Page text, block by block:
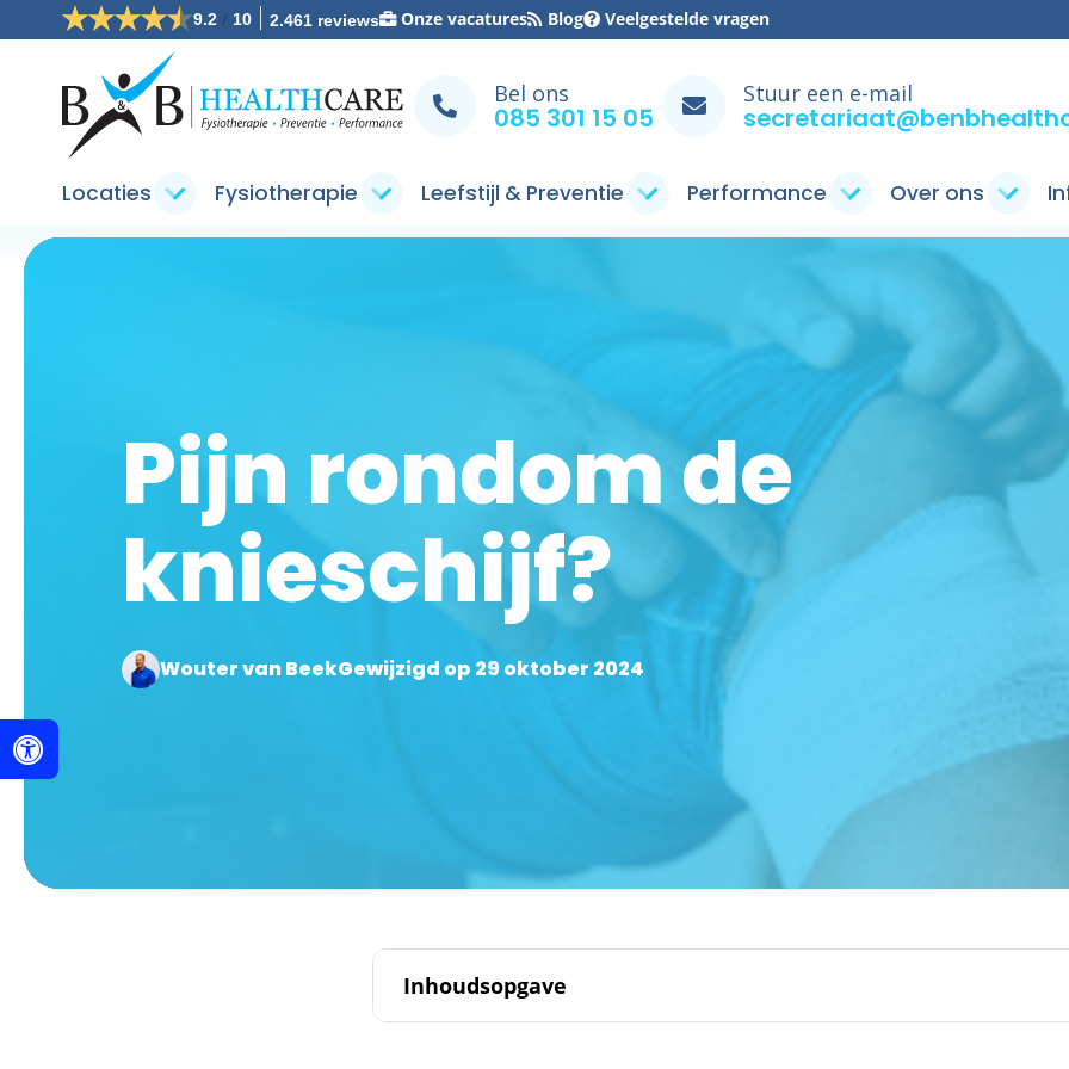
9.2 / 10 2.461 reviews Onze vacatures Blog Veelgestelde vragen
Bel ons
085 301 15 05
Stuur een e-mail
Locaties Fysiotherapie Leefstijl & Preventie Performance Over ons
Pijn rondom de
knieschijf?
Wouter van BeekGewijzigd op 29 oktober 2024
Inhoudsopgave